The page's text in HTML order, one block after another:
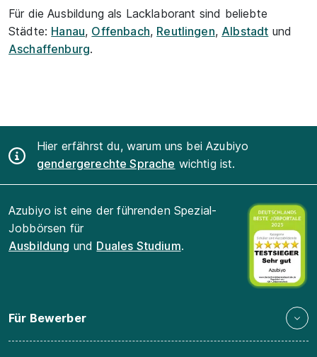
Für die Ausbildung als Lacklaborant sind beliebte
Städte: Hanau, Offenbach, Reutlingen, Albstadt und
Aschaffenburg.
Hier erfährst du, warum uns bei Azubiyo
gendergerechte Sprache wichtig ist.
Azubiyo ist eine der führenden Spezial-
Jobbörsen für
Ausbildung und Duales Studium.
Für Bewerber